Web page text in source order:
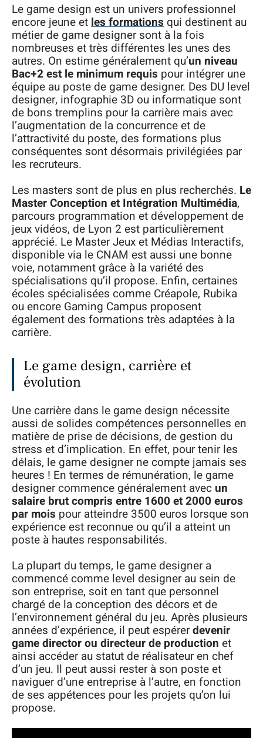
Le game design est un univers professionnel
encore jeune etles formations qui destinent au
métier de game designer sont à la fois
nombreuses et très différentes les unes des
autres. On estime généralement qu’un niveau
Bac+2 est le minimum requis pour intégrer une
équipe au poste de game designer. Des DU level
designer, infographie 3D ou informatique sont
de bons tremplins pour la carrière mais avec
l’augmentation de la concurrence et de
l’attractivité du poste, des formations plus
conséquentes sont désormais privilégiées par
les recruteurs.
Les masters sont de plus en plus recherchés. Le
Master Conception et Intégration Multimédia,
parcours programmation et développement de
jeux vidéos, de Lyon 2 est particulièrement
apprécié. Le Master Jeux et Médias Interactifs,
disponible via le CNAM est aussi une bonne
voie, notamment grâce à la variété des
spécialisations qu’il propose. Enfin, certaines
écoles spécialisées comme Créapole, Rubika
ou encore Gaming Campus proposent
également des formations très adaptées à la
carrière.
Le game design, carrière et
évolution
Une carrière dans le game design nécessite
aussi de solides compétences personnelles en
matière de prise de décisions, de gestion du
stress et d’implication. En effet, pour tenir les
délais, le game designer ne compte jamais ses
heures ! En termes de rémunération, le game
designer commence généralement avec un
salaire brut compris entre 1600 et 2000 euros
par mois pour atteindre 3500 euros lorsque son
expérience est reconnue ou qu’il a atteint un
poste à hautes responsabilités.
La plupart du temps, le game designer a
commencé comme level designer au sein de
son entreprise, soit en tant que personnel
chargé de la conception des décors et de
l’environnement général du jeu. Après plusieurs
années d’expérience, il peut espérerdevenir
game director ou directeur de production et
ainsi accéder au statut de réalisateur en chef
d’un jeu. Il peut aussi rester à son poste et
naviguer d’une entreprise à l’autre, en fonction
de ses appétences pour les projets qu’on lui
propose.